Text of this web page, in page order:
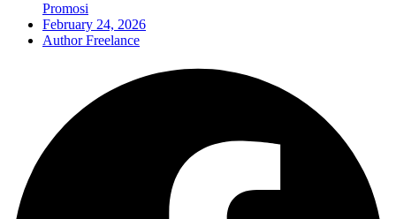
Promosi
February 24, 2026
Author Freelance